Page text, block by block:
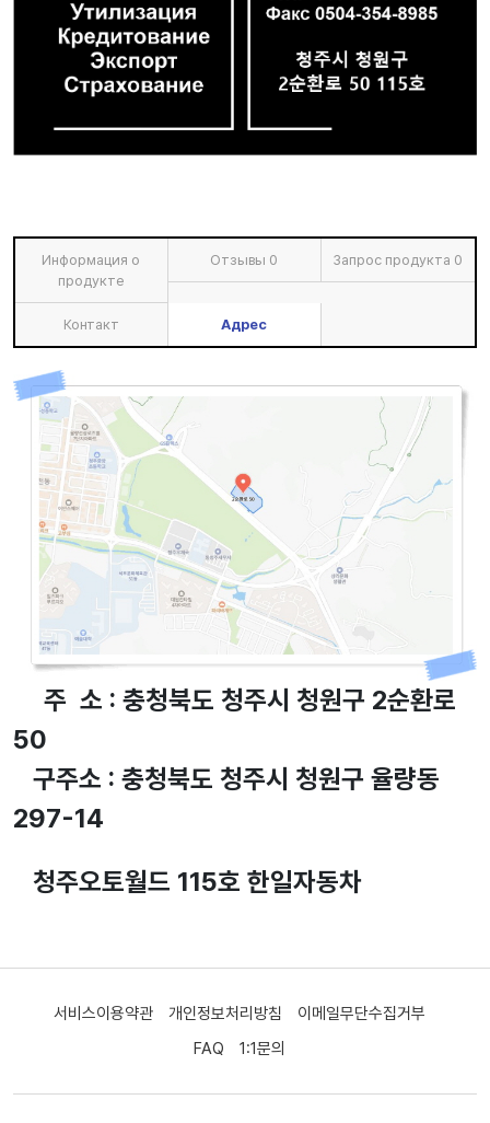
Информация о
продукте
Отзывы 0 Запрос продукта 0
Контакт Адрес
주 소 : 충청북도 청주시 청원구 2순환로
50
구주소 : 충청북도 청주시 청원구 율량동
297-14
청주오토월드 115호 한일자동차
서비스이용약관 개인정보처리방침
이메일무단수집거부
FAQ
1:1문의